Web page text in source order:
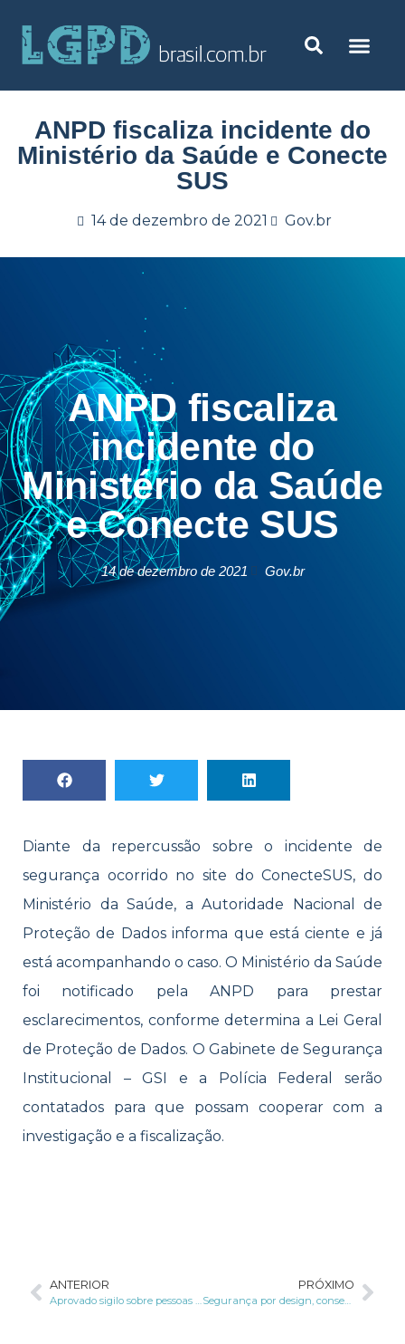
ANPD fiscaliza incidente do
Ministério da Saúde e Conecte
SUS
14 de dezembro de 2021 Gov.br
ANPD fiscaliza
incidente do
Ministério da Saúde
e Conecte SUS
14 de dezembro de 2021 Gov.br
Diante da repercussão sobre o incidente de
segurança ocorrido no site do ConecteSUS, do
Ministério da Saúde, a Autoridade Nacional de
Proteção de Dados informa que está ciente e já
está acompanhando o caso. O Ministério da Saúde
foi notificado pela ANPD para prestar
esclarecimentos, conforme determina a Lei Geral
de Proteção de Dados. O Gabinete de Segurança
Institucional – GSI e a Polícia Federal serão
contatados para que possam cooperar com a
investigação e a fiscalização.
ANTERIOR
Aprovado sigilo sobre pessoas que vivem com HIV, hepatites crônicas, hanseníase e tuberculose
PRÓXIMO
Segurança por design, consentimento e 12 guias orientam LGPD nos órgãos públicos